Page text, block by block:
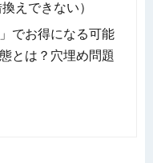
えできない）
でお得になる可能
とは？穴埋め問題